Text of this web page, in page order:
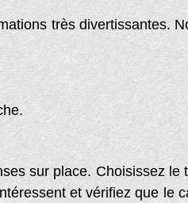
très divertissantes.
sur place. Choisissez le
et vérifiez que le